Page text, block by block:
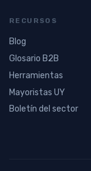
RECURSOS
Blog
Glosario B2B
Herramientas
Mayoristas UY
Boletín del sector